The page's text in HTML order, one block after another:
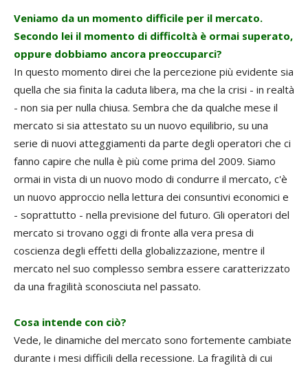
Veniamo da un momento difficile per il mercato.
Secondo lei il momento di difficoltà è ormai superato,
oppure dobbiamo ancora preoccuparci?
In questo momento direi che la percezione più evidente sia
quella che sia finita la caduta libera, ma che la crisi - in realtà
- non sia per nulla chiusa. Sembra che da qualche mese il
mercato si sia attestato su un nuovo equilibrio, su una
serie di nuovi atteggiamenti da parte degli operatori che ci
fanno capire che nulla è più come prima del 2009. Siamo
ormai in vista di un nuovo modo di condurre il mercato, c'è
un nuovo approccio nella lettura dei consuntivi economici e
- soprattutto - nella previsione del futuro. Gli operatori del
mercato si trovano oggi di fronte alla vera presa di
coscienza degli effetti della globalizzazione, mentre il
mercato nel suo complesso sembra essere caratterizzato
da una fragilità sconosciuta nel passato.
Cosa intende con ciò?
Vede, le dinamiche del mercato sono fortemente cambiate
durante i mesi difficili della recessione. La fragilità di cui